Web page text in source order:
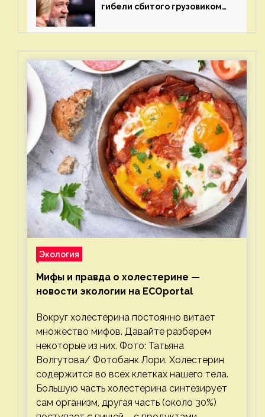
гибели сбитого грузовиком
Экология
Мифы и правда о холестерине —
новости экологии на ECOportal
Вокруг холестерина постоянно витает
множество мифов. Давайте разберем
некоторые из них. Фото: Татьяна
Волгутова/ Фотобанк Лори. Холестерин
содержится во всех клетках нашего тела.
Большую часть холестерина синтезирует
сам организм, другая часть (около 30%)